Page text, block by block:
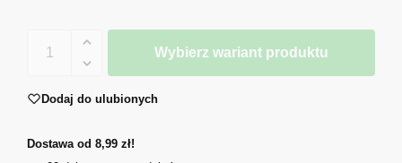
Wybierz wariant produktu
Dodaj do ulubionych
Dostawa od 8,99 zł!